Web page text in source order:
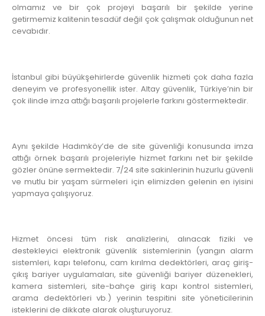
olmamız ve bir çok projeyi başarılı bir şekilde yerine
getirmemiz kalitenin tesadüf değil çok çalışmak olduğunun net
cevabıdır.
İstanbul gibi büyükşehirlerde güvenlik hizmeti çok daha fazla
deneyim ve profesyonellik ister. Altay güvenlik, Türkiye’nin bir
çok ilinde imza attığı başarılı projelerle farkını göstermektedir.
Aynı şekilde Hadımköy’de de site güvenliği konusunda imza
attığı örnek başarılı projeleriyle hizmet farkını net bir şekilde
gözler önüne sermektedir. 7/24 site sakinlerinin huzurlu güvenli
ve mutlu bir yaşam sürmeleri için elimizden gelenin en iyisini
yapmaya çalışıyoruz.
Hizmet öncesi tüm risk analizlerini, alınacak fiziki ve
destekleyici elektronik güvenlik sistemlerinin (yangın alarm
sistemleri, kapı telefonu, cam kırılma dedektörleri, araç giriş-
çıkış bariyer uygulamaları, site güvenliği bariyer düzenekleri,
kamera sistemleri, site-bahçe giriş kapı kontrol sistemleri,
arama dedektörleri vb.) yerinin tespitini site yöneticilerinin
isteklerini de dikkate alarak oluşturuyoruz.